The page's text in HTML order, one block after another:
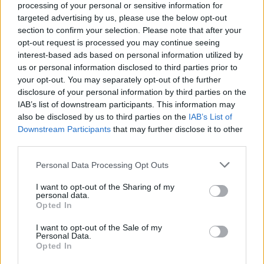
processing of your personal or sensitive information for
targeted advertising by us, please use the below opt-out
section to confirm your selection. Please note that after your
opt-out request is processed you may continue seeing
interest-based ads based on personal information utilized by
us or personal information disclosed to third parties prior to
your opt-out. You may separately opt-out of the further
disclosure of your personal information by third parties on the
IAB’s list of downstream participants. This information may
also be disclosed by us to third parties on the IAB’s List of
Downstream Participants that may further disclose it to other
Please note that this website/app uses one or more Google
not limited to your visit or usage behaviour. You may click to
grant or deny consent to Google and its third-party tags to
use your data for below specified purposes in below Google
consent section.
Personal Data Processing Opt Outs
I want to opt-out of the Sharing of my
personal data.
Opted In
I want to opt-out of the Sale of my
Personal Data.
Opted In
βιοϊατρικής έρευνας τα τελευταία 30 χρόνια»,
αναφέρει το επιστημονικό περιοδικό Nature.
6. Νέα φάρμακα για την άνοια:
Φως στο σκοτάδι του Αλτσχάιμερ
Η μάχη κατά της νόσου του Αλτσχάιμερ έκανε
ένα σημαντικό βήμα μπροστά το 2024.
Μετά από 20 χρόνια στασιμότητας στον τομέα
θεραπειών έλαβε έγκριση για τη νόσο Alzheimer.
Είναι οι πρώτες θεραπείες που στοχεύουν σε
βιολογικούς παράγοντες που σχετίζονται με την
εκφύλιση του εγκεφάλου.